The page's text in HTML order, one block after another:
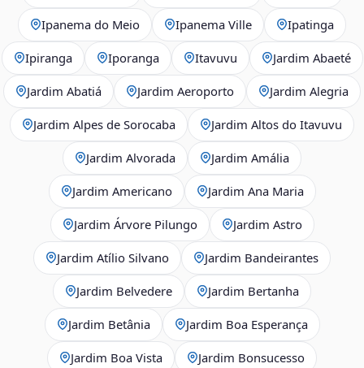
Ipanema do Meio Ipanema Ville Ipatinga
Ipiranga Iporanga Itavuvu Jardim Abaeté
Jardim Abatiá Jardim Aeroporto Jardim Alegria
Jardim Alpes de Sorocaba Jardim Altos do Itavuvu
Jardim Alvorada Jardim Amália
Jardim Americano Jardim Ana Maria
Jardim Árvore Pilungo Jardim Astro
Jardim Atílio Silvano Jardim Bandeirantes
Jardim Belvedere Jardim Bertanha
Jardim Betânia Jardim Boa Esperança
Jardim Boa Vista Jardim Bonsucesso